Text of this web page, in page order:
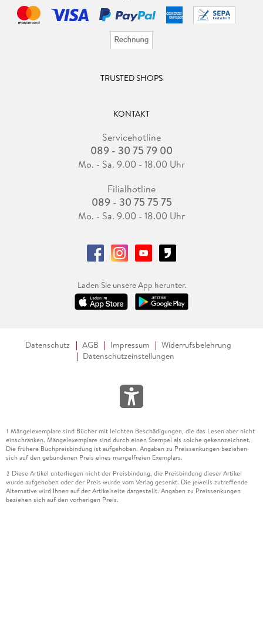
TRUSTED SHOPS
KONTAKT
Servicehotline
089 - 30 75 79 00
Mo. - Sa. 9.00 - 18.00 Uhr
Filialhotline
089 - 30 75 75 75
Mo. - Sa. 9.00 - 18.00 Uhr
Laden Sie unsere App herunter.
Datenschutz AGB Impressum
Widerrufsbelehrung
Datenschutzeinstellungen
1 Mängelexemplare sind Bücher mit leichten Beschädigungen, die das Lesen aber nicht
einschränken. Mängelexemplare sind durch einen Stempel als solche gekennzeichnet.
Die frühere Buchpreisbindung ist aufgehoben. Angaben zu Preissenkungen beziehen
sich auf den gebundenen Preis eines mangelfreien Exemplars.
2 Diese Artikel unterliegen nicht der Preisbindung, die Preisbindung dieser Artikel
wurde aufgehoben oder der Preis wurde vom Verlag gesenkt. Die jeweils zutreffende
Alternative wird Ihnen auf der Artikelseite dargestellt. Angaben zu Preissenkungen
beziehen sich auf den vorherigen Preis.